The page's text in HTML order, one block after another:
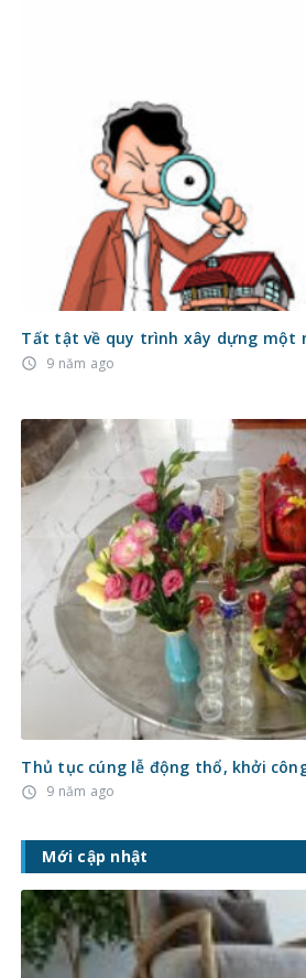
Tất tật về quy trình xây dựng một
access_time 9 năm ago
Thủ tục cúng lễ động thổ, khởi
access_time 9 năm ago
Mới cập nhật